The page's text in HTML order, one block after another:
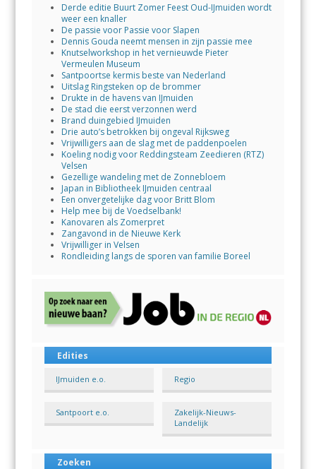
Derde editie Buurt Zomer Feest Oud-IJmuiden wordt
weer een knaller
De passie voor Passie voor Slapen
Dennis Gouda neemt mensen in zijn passie mee
Knutselworkshop in het vernieuwde Pieter
Vermeulen Museum
Santpoortse kermis beste van Nederland
Uitslag Ringsteken op de brommer
Drukte in de havens van IJmuiden
De stad die eerst verzonnen werd
Brand duingebied IJmuiden
Drie auto’s betrokken bij ongeval Rijksweg
Vrijwilligers aan de slag met de paddenpoelen
Koeling nodig voor Reddingsteam Zeedieren (RTZ)
Velsen
Gezellige wandeling met de Zonnebloem
Japan in Bibliotheek IJmuiden centraal
Een onvergetelijke dag voor Britt Blom
Help mee bij de Voedselbank!
Kanovaren als Zomerpret
Zangavond in de Nieuwe Kerk
Vrijwilliger in Velsen
Rondleiding langs de sporen van familie Boreel
Edities
IJmuiden e.o. Regio
Santpoort e.o.
Zakelijk-Nieuws-
Landelijk
Zoeken